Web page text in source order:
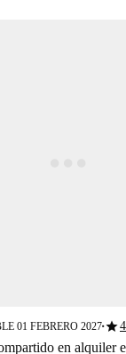
01 FEBRERO 2027■star
en alquiler